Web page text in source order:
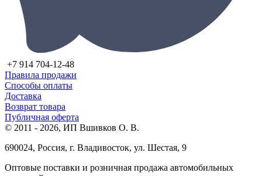
+7 914 704-12-48
Правила продажи
Способы оплаты
Доставка
Возврат товара
Публичная оферта
© 2011 - 2026, ИП Вшивков О. В.
690024, Россия, г. Владивосток, ул. Шестая, 9
Оптовые поставки и розничная продажа автомобильных